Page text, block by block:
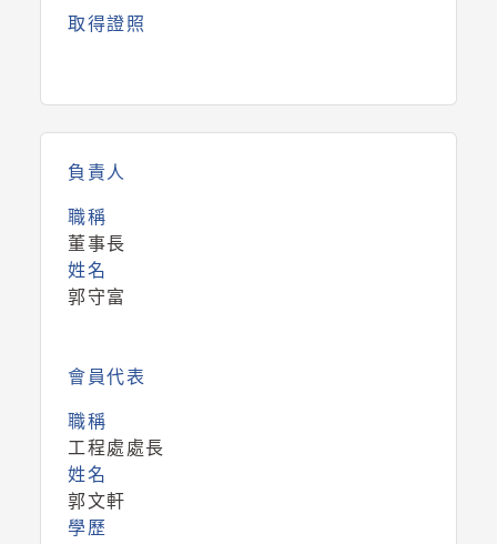
取得證照
負責人
職稱
董事長
姓名
郭守富
會員代表
職稱
工程處處長
姓名
郭文軒
學歷